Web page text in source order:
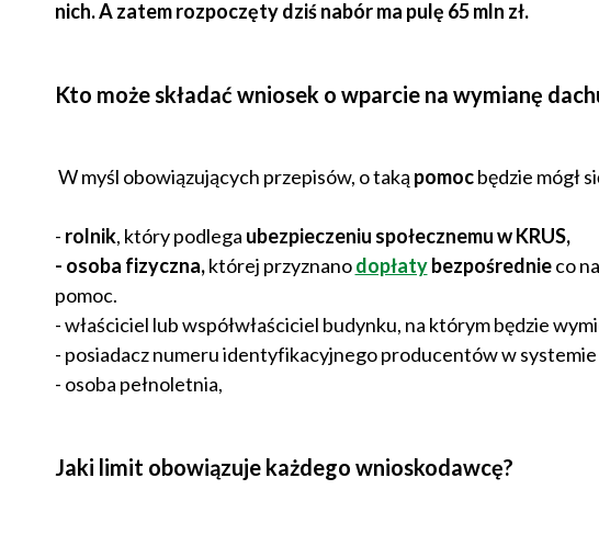
nich. A zatem rozpoczęty dziś nabór ma pulę 65 mln zł.
Kto może składać wniosek o wparcie na wymianę
W myśl obowiązujących przepisów, o taką pomocbędzie mógł
- rolnik, który podlega ubezpieczeniu społecznemu w KRUS,
- osoba fizyczna,której przyznanodopłatybezpośrednieco
pomoc.
- właściciel lub współwłaściciel budynku, na którym będzie
- posiadacz numeru identyfikacyjnego producentów w
- osoba pełnoletnia,
Jaki limit obowiązuje każdego wnioskodawcę?